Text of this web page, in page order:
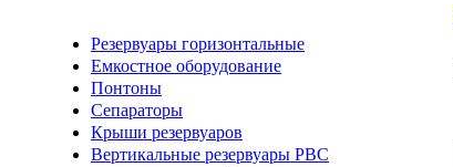
Резервуары горизонтальные
Емкостное оборудование
Понтоны
Сепараторы
Крыши резервуаров
Вертикальные резервуары РВС